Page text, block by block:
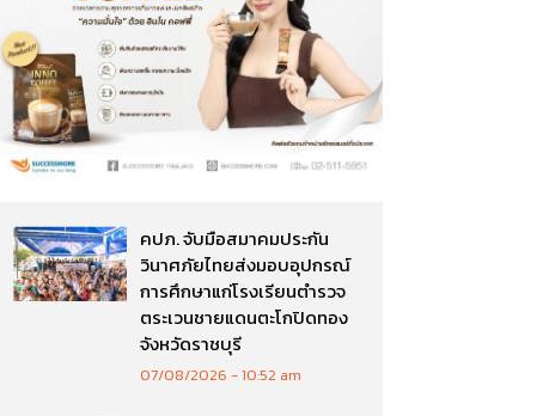
คปภ. จับมือสมาคมประกัน
วินาศภัยไทยส่งมอบอุปกรณ์
การศึกษาแก่โรงเรียนตำรวจ
ตระเวนชายแดนตะโกปิดทอง
จังหวัดราชบุรี
07/08/2026 10:52 am